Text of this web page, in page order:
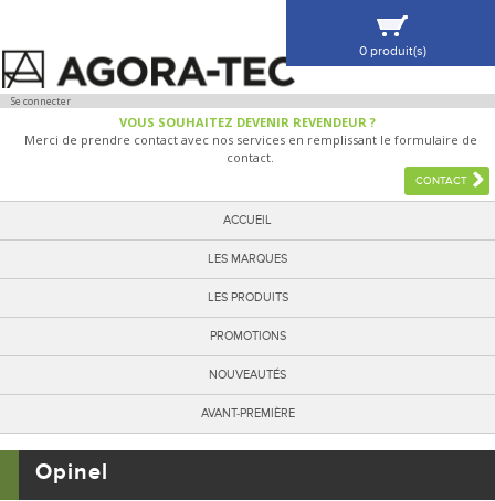
Se connecter
VOUS SOUHAITEZ DEVENIR REVENDEUR ?
Merci de prendre contact avec nos services en remplissant le formulaire de
contact.
CONTACT
ACCUEIL
LES MARQUES
LES PRODUITS
PROMOTIONS
NOUVEAUTÉS
AVANT-PREMIÈRE
0 produit(s)
VOIR MA SÉLECTION
Opinel